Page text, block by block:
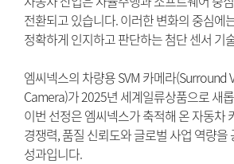
전환되고 있습니다. 이러한 변화의 중심에
정확하게 인지하고 판단하는 첨단 센서 기
엠씨넥스의 차량용 SVM 카메라
Camera)가 2025년 세계일류상품으로 새
이번 선정은 엠씨넥스가 축적해 온 자동차
경쟁력, 품질 신뢰도와 글로벌 사업 역량
성과입니다.